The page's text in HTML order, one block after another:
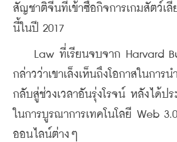
สัญชาติจีนที่เข้าซื้อกิจการเกมสัตว์เลี้
นี้ในปี 2017
Law ที่เรียนจบจาก Harvard
กล่าวว่าเขาเล็งเห็นถึงโอกาสในการ
กลับสู่ช่วงเวลาอันรุ่งโรจน์ หลังได้ป
ในการบูรณาการเทคโนโลยี Web
ออนไลน์ต่างๆ